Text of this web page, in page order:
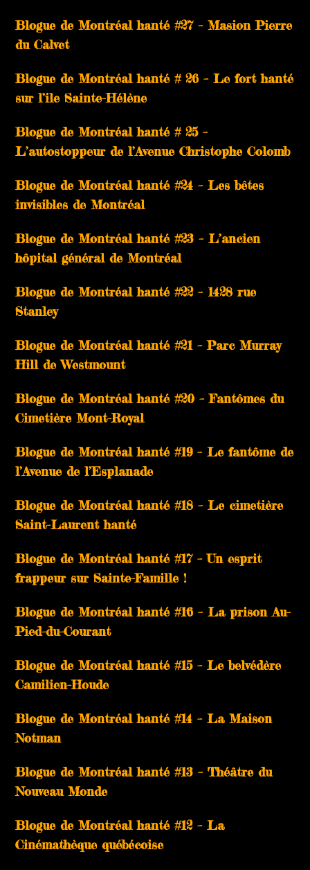
Blogue de Montréal hanté #27 – Masion Pierre
du Calvet
Blogue de Montréal hanté # 26 – Le fort hanté
sur l’ile Sainte-Hélène
Blogue de Montréal hanté # 25 –
L’autostoppeur de l’Avenue Christophe Colomb
Blogue de Montréal hanté #24 – Les bêtes
invisibles de Montréal
Blogue de Montréal hanté #23 – L’ancien
hôpital général de Montréal
Blogue de Montréal hanté #22 – 1428 rue
Stanley
Blogue de Montréal hanté #21 – Parc Murray
Hill de Westmount
Blogue de Montréal hanté #20 – Fantômes du
Cimetière Mont-Royal
Blogue de Montréal hanté #19 – Le fantôme de
l’Avenue de l’Esplanade
Blogue de Montréal hanté #18 – Le cimetière
Saint-Laurent hanté
Blogue de Montréal hanté #17 – Un esprit
frappeur sur Sainte-Famille !
Blogue de Montréal hanté #16 – La prison Au-
Pied-du-Courant
Blogue de Montréal hanté #15 – Le belvédère
Camilien-Houde
Blogue de Montréal hanté #14 – La Maison
Notman
Blogue de Montréal hanté #13 – Théâtre du
Nouveau Monde
Blogue de Montréal hanté #12 – La
Cinémathèque québécoise